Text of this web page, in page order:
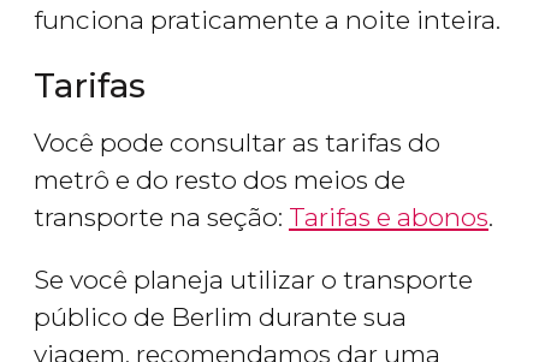
funciona praticamente a noite inteira.
Tarifas
Você pode consultar as tarifas do
metrô e do resto dos meios de
transporte na seção: Tarifas e abonos.
Se você planeja utilizar o transporte
público de Berlim durante sua
viagem, recomendamos dar uma